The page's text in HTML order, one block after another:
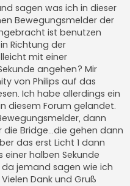
sagen was ich in dieser
Bewegungsmelder der
ist benutzen
Richtung der
mit einer
angehen? Mir
von Philips auf das
Ich habe allerdings ein
diesem Forum gelandet.
dann
Bridge...die gehen dann
das erst Licht 1 dann
einer halben Sekunde
jemand sagen wie ich
Dank und Gruß